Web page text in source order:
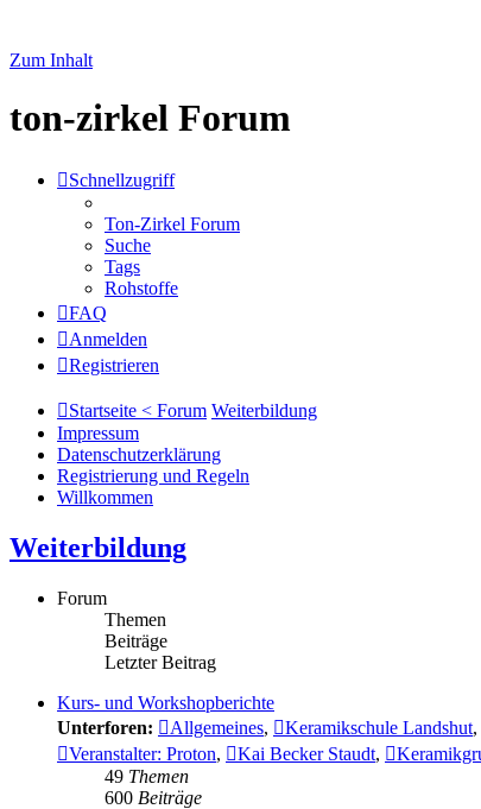
Zum Inhalt
ton-zirkel Forum
Schnellzugriff
Ton-Zirkel Forum
Suche
Tags
Rohstoffe
FAQ
Anmelden
Registrieren
Startseite < Forum Weiterbildung
Impressum
Datenschutzerklärung
Registrierung und Regeln
Willkommen
Weiterbildung
Forum
Themen
Beiträge
Letzter Beitrag
Kurs- und Workshopberichte
Unterforen:
Allgemeines, Keramikschule Landshut,
Veranstalter: Proton, Kai Becker Staudt,
49 Themen
600 Beiträge